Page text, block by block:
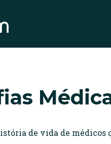
de vida de médicos